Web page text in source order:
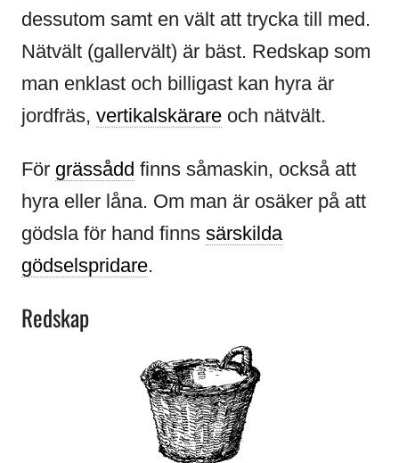
dessutom samt en vält att trycka till med.
Nätvält (gallervält) är bäst. Redskap som
man enklast och billigast kan hyra är
jordfräs, vertikalskärare och nätvält.
För grässådd finns såmaskin, också att
hyra eller låna. Om man är osäker på att
gödsla för hand finns särskilda
gödselspridare.
Redskap